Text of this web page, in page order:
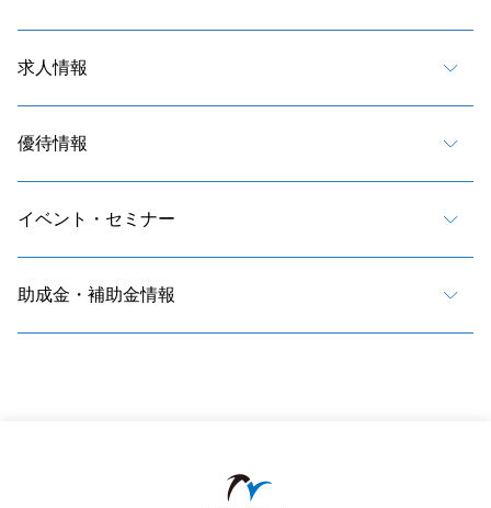
求人情報
優待情報
イベント・セミナー
助成金・補助金情報